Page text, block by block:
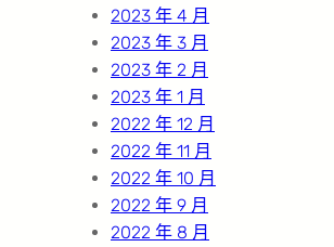
2023 年 4 月
2023 年 3 月
2023 年 2 月
2023 年 1 月
2022 年 12 月
2022 年 11 月
2022 年 10 月
2022 年 9 月
2022 年 8 月